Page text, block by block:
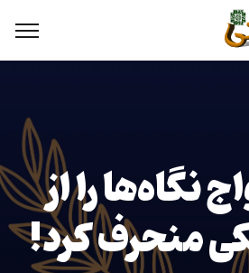
نگاه‌ها را از
منحرف کرد!